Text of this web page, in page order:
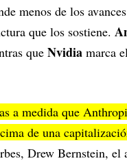
menos de los
que los sostiene.
que Nvidia marca
a medida que
de una
Drew Bernstein, el